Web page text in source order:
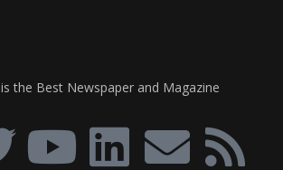
is the Best Newspaper and Magazine